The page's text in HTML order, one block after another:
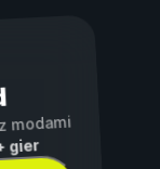
modami
gier